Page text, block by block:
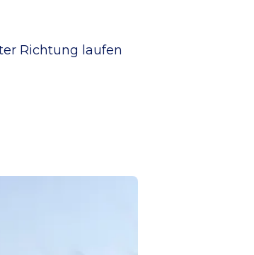
Richtung laufen